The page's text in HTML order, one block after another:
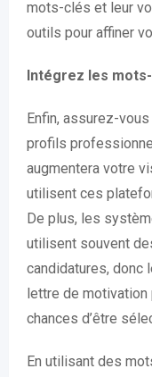
mots-clés et leur
outils pour affiner
Intégrez les
Enfin, assurez-
profils
augmentera votre
utilisent ces
De plus, les
utilisent souvent
candidatures, donc
lettre de motivation
chances d’être
En utilisant des